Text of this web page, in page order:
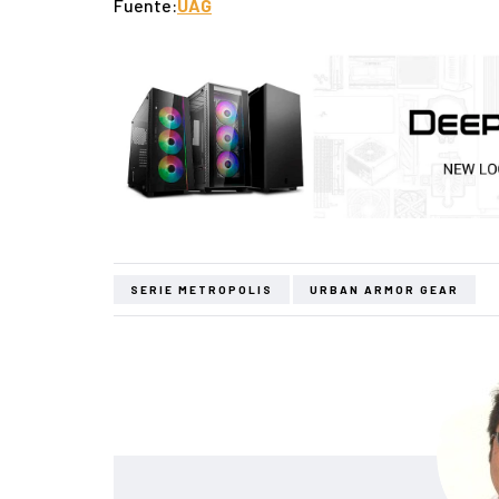
Fuente:UAG
SERIE METROPOLIS URBAN ARMOR GEAR